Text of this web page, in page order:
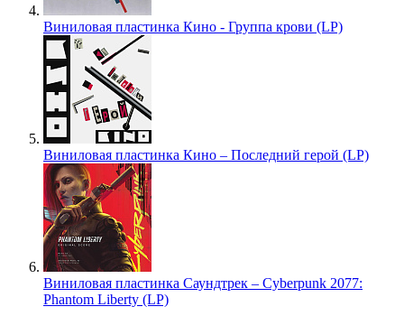
Виниловая пластинка Кино - Группа крови (LP)
Виниловая пластинка Кино – Последний герой (LP)
Виниловая пластинка Саундтрек – Cyberpunk 2077:
Phantom Liberty (LP)